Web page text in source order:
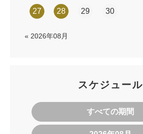
27 28 29 30
« 2026年08月
スケジュール
すべての期間